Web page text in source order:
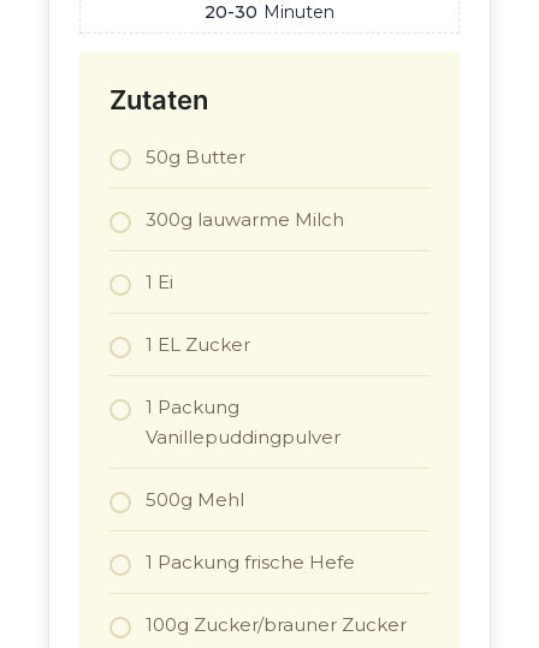
20-30 Minuten
Zutaten
50g Butter
300g lauwarme Milch
1 Ei
1 EL Zucker
1 Packung
Vanillepuddingpulver
500g Mehl
1 Packung frische Hefe
100g Zucker/brauner Zucker